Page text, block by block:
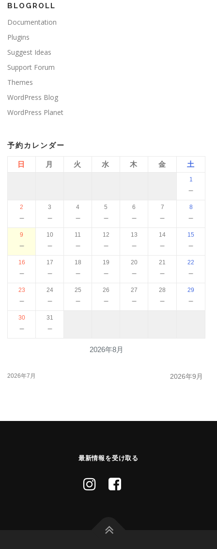
BLOGROLL
Documentation
Plugins
Suggest Ideas
Support Forum
Themes
WordPress Blog
WordPress Planet
予約カレンダー
2026年8月
日 月 火 水 木 金 土
1
－
2
－
3
－
4
－
5
－
6
－
7
－
8
－
9
－
10
－
11
－
12
－
13
－
14
－
15
－
16
－
17
－
18
－
19
－
20
－
21
－
22
－
23
－
24
－
25
－
26
－
27
－
28
－
29
－
30
－
31
－
2026年7月 2026年9月
最新情報を受け取る